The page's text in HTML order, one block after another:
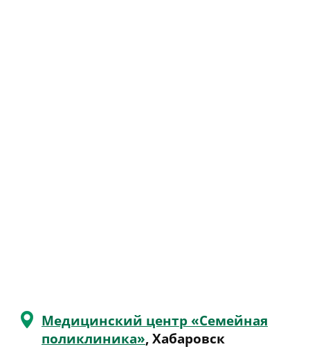
Медицинский центр «Семейная
поликлиника», Хабаровск